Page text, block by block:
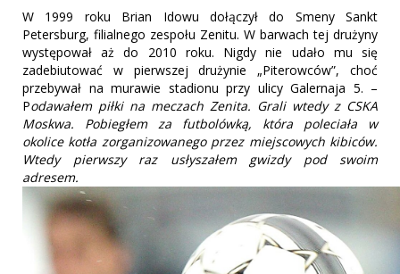
W 1999 roku Brian Idowu dołączył do Smeny Sankt
Petersburg, filialnego zespołu Zenitu. W barwach tej drużyny
występował aż do 2010 roku. Nigdy nie udało mu się
zadebiutować w pierwszej drużynie „Piterowców”, choć
przebywał na murawie stadionu przy ulicy Galernaja 5. –
Podawałem piłki na meczach Zenita. Grali wtedy z CSKA
Moskwa. Pobiegłem za futbolówką, która poleciała w
okolice kotła zorganizowanego przez miejscowych kibiców.
Wtedy pierwszy raz usłyszałem gwizdy pod swoim
adresem.